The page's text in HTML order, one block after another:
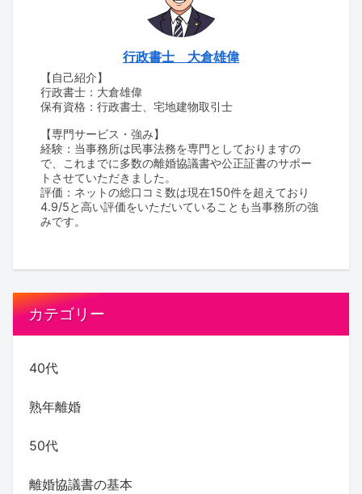
行政書士 大倉雄偉
【自己紹介】
行政書士：大倉雄偉
保有資格：行政書士、宅地建物取引士
【専門サービス・強み】
経験：当事務所は民事法務を専門としておりますの
で、これまでに多数の離婚協議書や公正証書のサポー
トさせていただきました。
評価：ネットの総口コミ数は現在150件を超えており
4.9/5と高い評価をいただいていることも当事務所の強
みです。
カテゴリー
40代
熟年離婚
50代
離婚協議書の基本